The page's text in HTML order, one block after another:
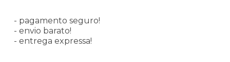
- pagamento seguro!
- envio barato!
- entrega expressa!